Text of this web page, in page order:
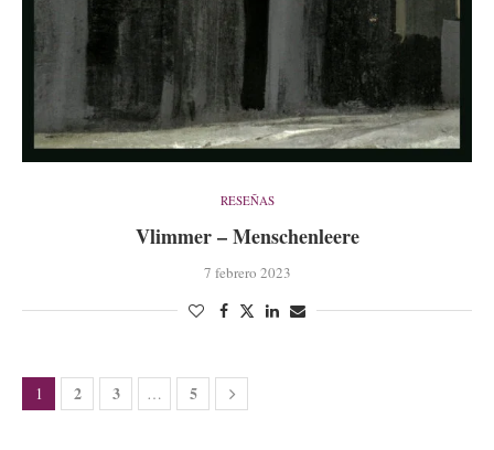
RESEÑAS
Vlimmer – Menschenleere
7 febrero 2023
1 2 3 … 5